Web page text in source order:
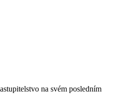
na svém posledním